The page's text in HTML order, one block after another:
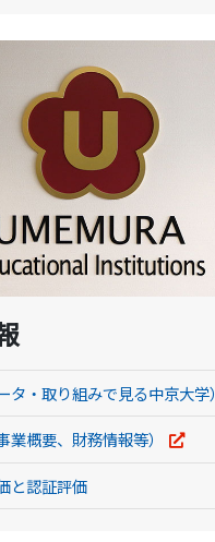
タ・取り組みで見る中京大学）
業概要、財務情報等）
と認証評価